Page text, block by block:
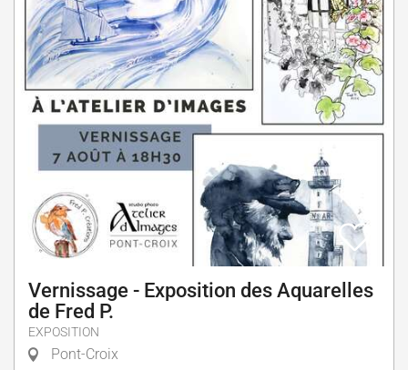
Vernissage - Exposition des Aquarelles
de Fred P.
EXPOSITION
Pont-Croix